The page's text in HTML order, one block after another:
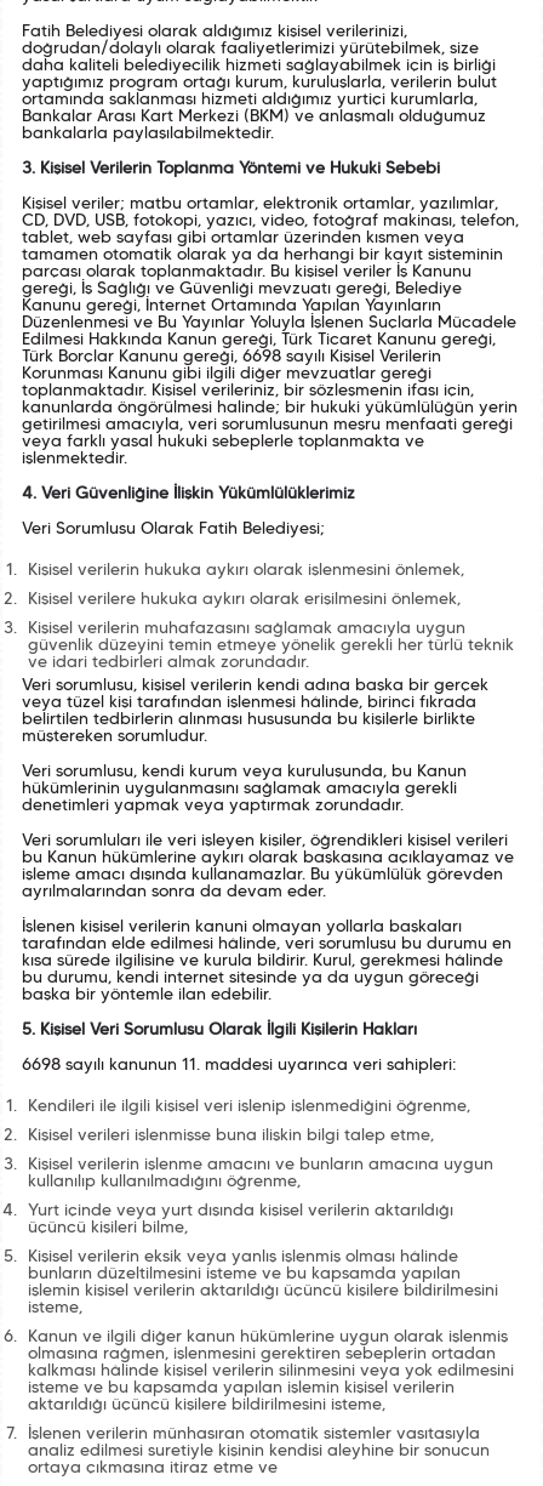
Fatih Belediyesi olarak aldığımız kişisel verilerinizi,
doğrudan/dolaylı olarak faaliyetlerimizi yürütebilmek, size
daha kaliteli belediyecilik hizmeti sağlayabilmek için iş birliği
yaptığımız program ortağı kurum, kuruluşlarla, verilerin bulut
ortamında saklanması hizmeti aldığımız yurtiçi kurumlarla,
Bankalar Arası Kart Merkezi (BKM) ve anlaşmalı olduğumuz
bankalarla paylaşılabilmektedir.
3. Kişisel Verilerin Toplanma Yöntemi ve Hukuki Sebebi
Kişisel veriler; matbu ortamlar, elektronik ortamlar, yazılımlar,
CD, DVD, USB, fotokopi, yazıcı, video, fotoğraf makinası, telefon,
tablet, web sayfası gibi ortamlar üzerinden kısmen veya
tamamen otomatik olarak ya da herhangi bir kayıt sisteminin
parçası olarak toplanmaktadır. Bu kişisel veriler İş Kanunu
gereği, İş Sağlığı ve Güvenliği mevzuatı gereği, Belediye
Kanunu gereği, İnternet Ortamında Yapılan Yayınların
Düzenlenmesi ve Bu Yayınlar Yoluyla İşlenen Suçlarla Mücadele
Edilmesi Hakkında Kanun gereği, Türk Ticaret Kanunu gereği,
Türk Borçlar Kanunu gereği, 6698 sayılı Kişisel Verilerin
Korunması Kanunu gibi ilgili diğer mevzuatlar gereği
toplanmaktadır. Kişisel verileriniz, bir sözleşmenin ifası için,
kanunlarda öngörülmesi halinde; bir hukuki yükümlülüğün yerin
getirilmesi amacıyla, veri sorumlusunun meşru menfaati gereği
veya farklı yasal hukuki sebeplerle toplanmakta ve
işlenmektedir.
4. Veri Güvenliğine İlişkin Yükümlülüklerimiz
Veri Sorumlusu Olarak Fatih Belediyesi;
Kişisel verilerin hukuka aykırı olarak işlenmesini önlemek,
Kişisel verilere hukuka aykırı olarak erişilmesini önlemek,
Kişisel verilerin muhafazasını sağlamak amacıyla uygun
güvenlik düzeyini temin etmeye yönelik gerekli her türlü teknik
ve idari tedbirleri almak zorundadır.
Veri sorumlusu, kişisel verilerin kendi adına başka bir gerçek
veya tüzel kişi tarafından işlenmesi hâlinde, birinci fıkrada
belirtilen tedbirlerin alınması hususunda bu kişilerle birlikte
müştereken sorumludur.
Veri sorumlusu, kendi kurum veya kuruluşunda, bu Kanun
hükümlerinin uygulanmasını sağlamak amacıyla gerekli
denetimleri yapmak veya yaptırmak zorundadır.
Veri sorumluları ile veri işleyen kişiler, öğrendikleri kişisel verileri
bu Kanun hükümlerine aykırı olarak başkasına açıklayamaz ve
işleme amacı dışında kullanamazlar. Bu yükümlülük görevden
ayrılmalarından sonra da devam eder.
İşlenen kişisel verilerin kanuni olmayan yollarla başkaları
tarafından elde edilmesi hâlinde, veri sorumlusu bu durumu en
kısa sürede ilgilisine ve kurula bildirir. Kurul, gerekmesi hâlinde
bu durumu, kendi internet sitesinde ya da uygun göreceği
başka bir yöntemle ilan edebilir.
5. Kişisel Veri Sorumlusu Olarak İlgili Kişilerin Hakları
6698 sayılı kanunun 11. maddesi uyarınca veri sahipleri:
Kendileri ile ilgili kişisel veri işlenip işlenmediğini öğrenme,
Kişisel verileri işlenmişse buna ilişkin bilgi talep etme,
Kişisel verilerin işlenme amacını ve bunların amacına uygun
kullanılıp kullanılmadığını öğrenme,
Yurt içinde veya yurt dışında kişisel verilerin aktarıldığı
üçüncü kişileri bilme,
Kişisel verilerin eksik veya yanlış işlenmiş olması hâlinde
bunların düzeltilmesini isteme ve bu kapsamda yapılan
işlemin kişisel verilerin aktarıldığı üçüncü kişilere bildirilmesini
isteme,
Kanun ve ilgili diğer kanun hükümlerine uygun olarak işlenmiş
olmasına rağmen, işlenmesini gerektiren sebeplerin ortadan
kalkması hâlinde kişisel verilerin silinmesini veya yok edilmesini
isteme ve bu kapsamda yapılan işlemin kişisel verilerin
aktarıldığı üçüncü kişilere bildirilmesini isteme,
İşlenen verilerin münhasıran otomatik sistemler vasıtasıyla
analiz edilmesi suretiyle kişinin kendisi aleyhine bir sonucun
ortaya çıkmasına itiraz etme ve